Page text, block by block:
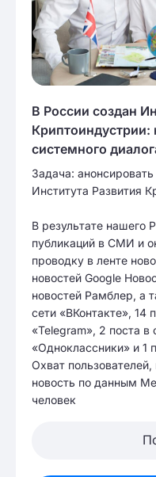
В России создан
Криптоиндустрии:
системного
Задача:
Института Развития
В результате нашего
публикаций в СМИ и
проводку в ленте
новостей Google
новостей Рамблер, а
сети «ВКонтакте», 14
«Telegram», 2 поста в
«Одноклассники» и 1
Охват
новость по данным
человек